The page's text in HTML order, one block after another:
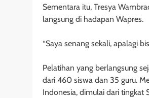
Sementara itu, Tresya
langsung di hadapan Wapres.
“Saya senang sekali, apalagi
Pelatihan yang berlangsung
dari 460 siswa dan 35 guru.
Indonesia, dimulai dari tingkat